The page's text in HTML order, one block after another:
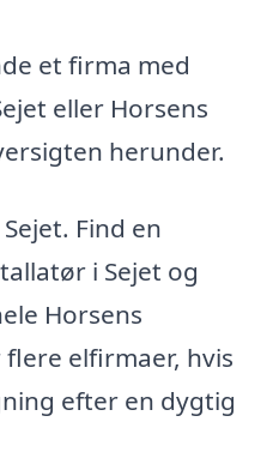
et firma med
eller Horsens
herunder.
Find en
i Sejet og
Horsens
elfirmaer, hvis
efter en dygtig